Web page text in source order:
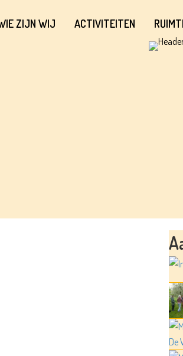
ZIJN WIJ ACTIVITEITEN